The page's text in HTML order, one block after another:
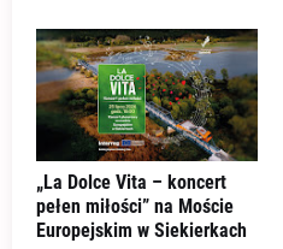
„La Dolce Vita – koncert
pełen miłości” na Moście
Europejskim w Siekierkach